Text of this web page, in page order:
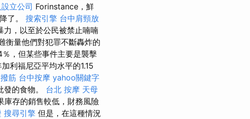
立公司 Forinstance，鮮
了。 搜索引擎 台中肩頸放
，以至於公民被禁止喃喃
衡量他們對犯罪不斷轟炸的
，但某些事件主要是襲擊
利福尼亞平均水平的1.15
筋 台中按摩 yahoo關鍵字
的食物。 台北 按摩 天母
庫存的銷售較低，財務風險
搜尋引擎 但是，在這種情況